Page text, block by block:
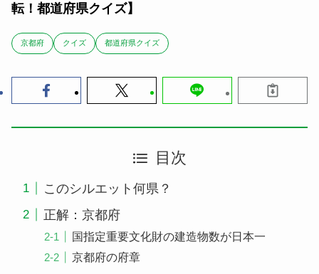
転！都道府県クイズ】
京都府 クイズ 都道府県クイズ
目次
このシルエット何県？
正解：京都府
国指定重要文化財の建造物数が日本一
京都府の府章